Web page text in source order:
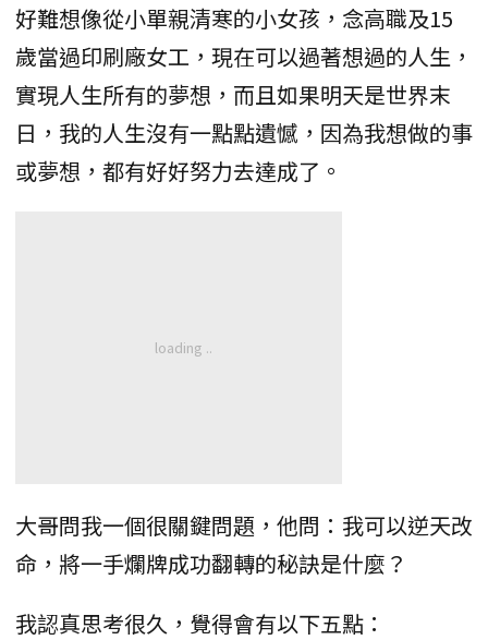
好難想像從小單親清寒的小女孩，念高職及15
歲當過印刷廠女工，現在可以過著想過的人生，
實現人生所有的夢想，而且如果明天是世界末
日，我的人生沒有一點點遺憾，因為我想做的事
或夢想，都有好好努力去達成了。
大哥問我一個很關鍵問題，他問：我可以逆天改
命，將一手爛牌成功翻轉的秘訣是什麼？
我認真思考很久，覺得會有以下五點：